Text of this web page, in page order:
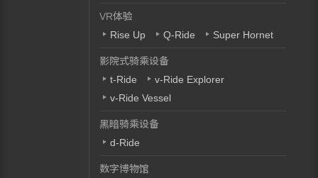
VR体验
Rise Up
Q-Ride Super Hornet
影院式骑乘设备
t-Ride
v-Ride Explorer
v-Ride Vessel
黑暗骑乘设备
d-Ride
数字博物馆